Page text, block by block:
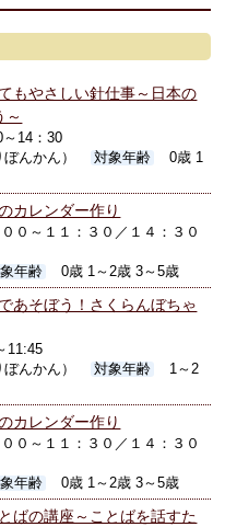
もやさしい針仕事～日本の
～
～14：30
んかん） 対象年齢
0歳 1
カレンダー作り
０～１１：３０／１４：３０
年齢 0歳 1～2歳 3～5歳
あそぼう！さくらんぼちゃ
11:45
んかん） 対象年齢
1～2
カレンダー作り
０～１１：３０／１４：３０
年齢 0歳 1～2歳 3～5歳
ばの講座～ことばを話すた